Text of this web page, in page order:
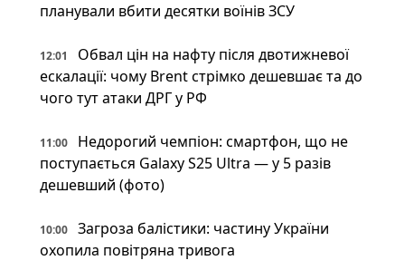
планували вбити десятки воїнів ЗСУ
12:01
Обвал цін на нафту після двотижневої
ескалації: чому Brent стрімко дешевшає та до
чого тут атаки ДРГ у РФ
11:00
Недорогий чемпіон: смартфон, що не
поступається Galaxy S25 Ultra — у 5 разів
дешевший (фото)
10:00
Загроза балістики: частину України
охопила повітряна тривога